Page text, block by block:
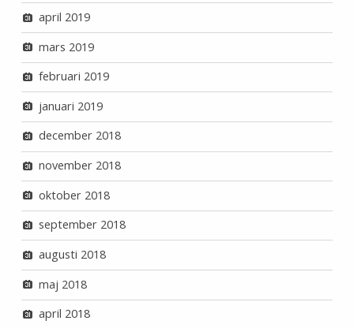
april 2019
mars 2019
februari 2019
januari 2019
december 2018
november 2018
oktober 2018
september 2018
augusti 2018
maj 2018
april 2018